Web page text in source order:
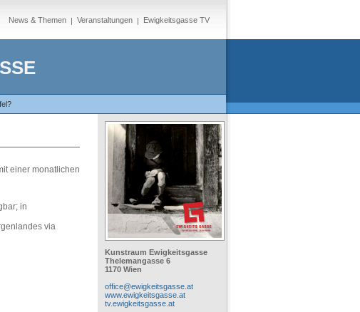
News & Themen Veranstaltungen Ewigkeitsgasse TV
Kunstraum Ewigkeitsgasse
Thelemangasse 6
1170 Wien
office@ewigkeitsgasse.at
www.ewigkeitsgasse.at
tv.ewigkeitsgasse.at
einer monatlichen
in
via